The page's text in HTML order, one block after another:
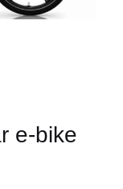
e-bike